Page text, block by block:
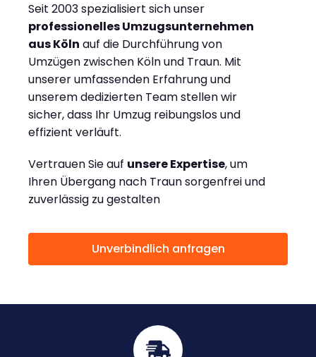
Seit 2003 spezialisiert sich unser
professionelles Umzugsunternehmen
aus Köln auf die Durchführung von
Umzügen zwischen Köln und Traun. Mit
unserer umfassenden Erfahrung und
unserem dedizierten Team stellen wir
sicher, dass Ihr Umzug reibungslos und
effizient verläuft.
Vertrauen Sie auf unsere Expertise, um
Ihren Übergang nach Traun sorgenfrei und
zuverlässig zu gestalten
Unverbindlich anfragen